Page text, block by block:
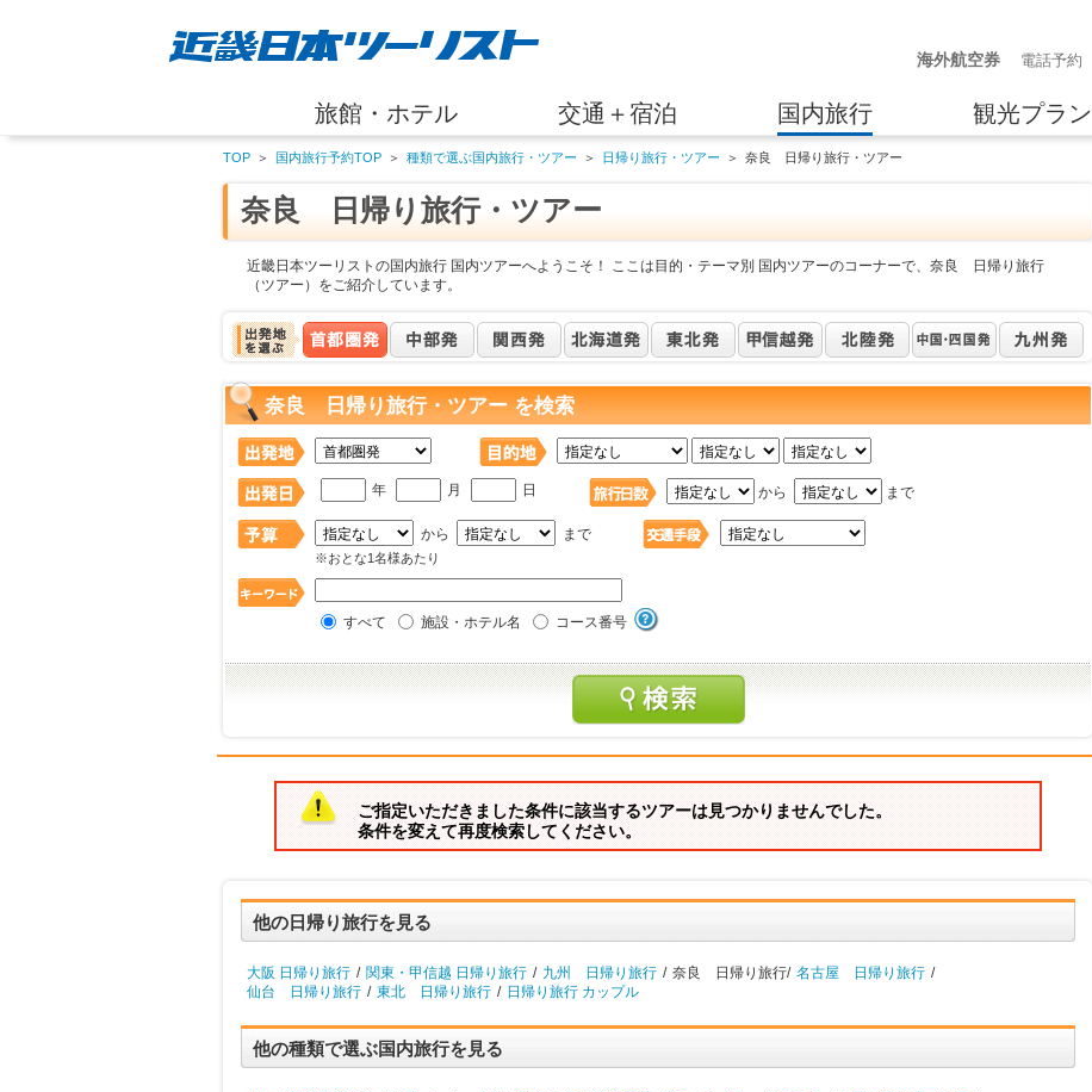
海外航空券
電話予約
旅館・ホテル 交通＋宿泊 国内旅行 観光プラン
TOP ＞ 国内旅行予約TOP ＞ 種類で選ぶ国内旅行・ツアー ＞ 日帰り旅行・ツアー ＞ 奈良 日帰り旅行・ツアー
奈良 日帰り旅行・ツアー
近畿日本ツーリストの国内旅行 国内ツアーへようこそ！ ここは目的・テーマ別 国内ツアーのコーナーで、奈良 日帰り旅行
（ツアー）をご紹介しています。
奈良 日帰り旅行・ツアー を検索
年 月 日 から まで
から まで
※おとな1名様あたり
すべて 施設・ホテル名 コース番号
ご指定いただきました条件に該当するツアーは見つかりませんでした。
条件を変えて再度検索してください。
他の日帰り旅行を見る
大阪 日帰り旅行 / 関東・甲信越 日帰り旅行 / 九州 日帰り旅行 / 奈良 日帰り旅行/ 名古屋 日帰り旅行 /
仙台 日帰り旅行 / 東北 日帰り旅行 / 日帰り旅行 カップル
他の種類で選ぶ国内旅行を見る